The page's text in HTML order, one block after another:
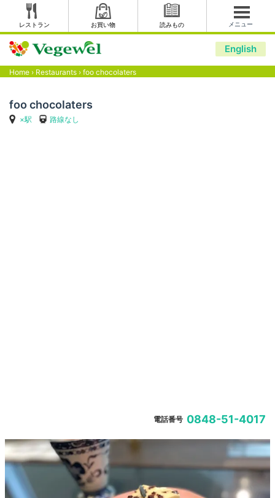
レストラン お買い物 読みもの メニュー
English
Home › Restaurants › foo chocolaters
foo chocolaters
×駅 路線なし
電話番号 0848-51-4017